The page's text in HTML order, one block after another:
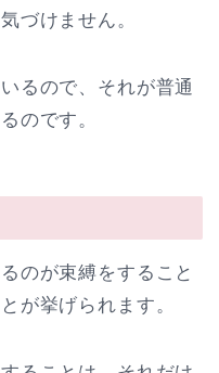
づけません。
るので、それが普通
のです。
のが束縛をすること
が挙げられます。